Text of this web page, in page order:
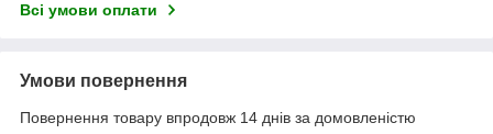
Всі умови оплати
Умови повернення
Повернення товару впродовж 14 днів за домовленістю